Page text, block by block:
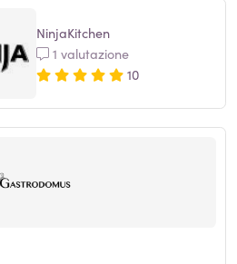
NinjaKitchen
1 valutazione
10